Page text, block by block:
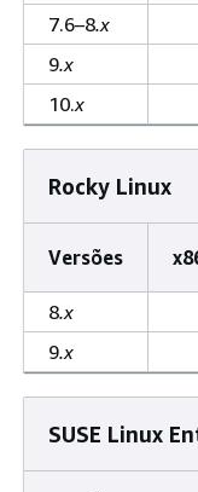
7.6–8.x
9.x
10.x
Rocky Linux
Versões
8.x
9.x
SUSE Linux